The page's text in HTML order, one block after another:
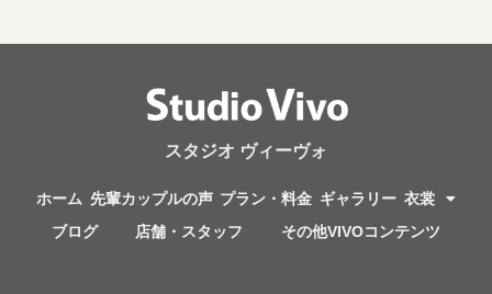
スタジオ ヴィーヴォ
ホーム 先輩カップルの声 プラン・料金 ギャラリー 衣裳
ブログ
店舗・スタッフ その他VIVOコンテンツ